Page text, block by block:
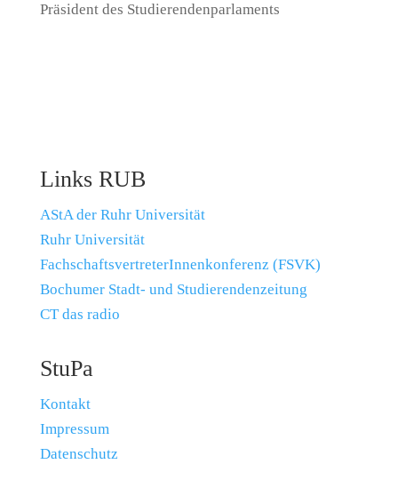
Präsident des Studierendenparlaments
Links RUB
AStA der Ruhr Universität
Ruhr Universität
FachschaftsvertreterInnenkonferenz (FSVK)
Bochumer Stadt- und Studierendenzeitung
CT das radio
StuPa
Kontakt
Impressum
Datenschutz